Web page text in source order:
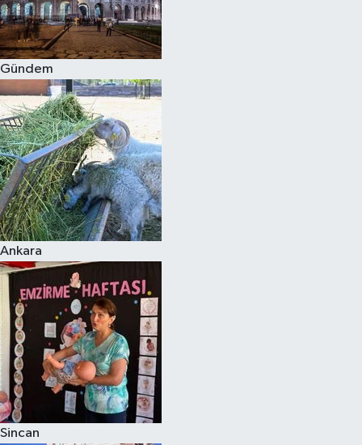
Gündem
Ankara
Sincan
Spor
Burç Yorumları
Çocuk
Eğitim
Hava Durumu
Kadın
Kim kimdir?
Kültür Sanat
Sağlık
Siyaset
Teknoloji